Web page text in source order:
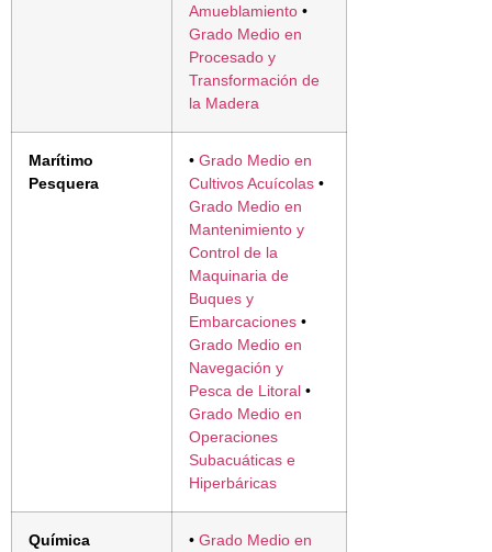
Amueblamiento •
Grado Medio en
Procesado y
Transformación de
la Madera
Marítimo
Pesquera
• Grado Medio en
Cultivos Acuícolas •
Grado Medio en
Mantenimiento y
Control de la
Maquinaria de
Buques y
Embarcaciones •
Grado Medio en
Navegación y
Pesca de Litoral •
Grado Medio en
Operaciones
Subacuáticas e
Hiperbáricas
Química • Grado Medio en